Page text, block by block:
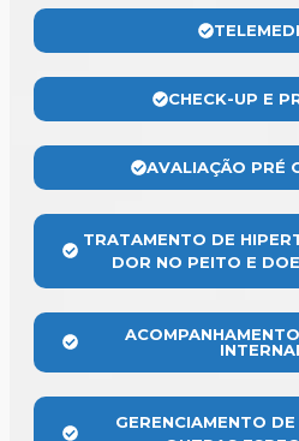
CHECK-UP E
AVALIAÇÃO PRÉ
TRATAMENTO DE
DOR NO PEITO E
GERENCIAMENTO